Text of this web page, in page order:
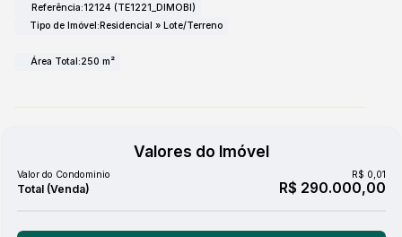
Referência:12124 (TE1221_DIMOBI)
Tipo de Imóvel:Residencial » Lote/Terreno
Área Total:250 m²
Valores do Imóvel
R$ 290.000,00
Valor do Condominio R$ 0,01